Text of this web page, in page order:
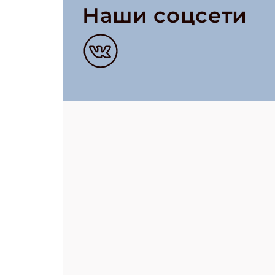
Наши соцсети